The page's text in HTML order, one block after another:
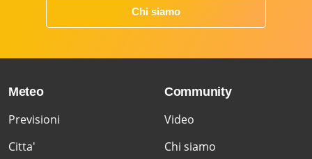
Chi siamo
Meteo
Previsioni
Citta'
Community
Video
Chi siamo